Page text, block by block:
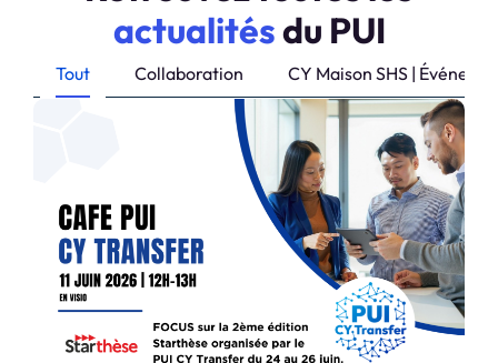
actualitésdu PUI
Collaboration CY Maison SHS |
Tout